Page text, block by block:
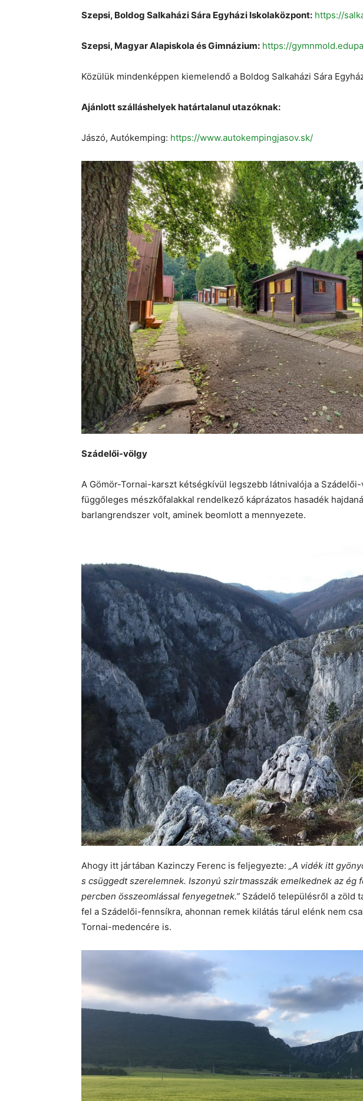
Szepsi, Boldog Salkaházi Sára Egyházi Iskolaközpont: https://
Szepsi, Magyar Alapiskola és Gimnázium: https://
Közülük mindenképpen kiemelendő a Boldog Salkaházi Sára
Ajánlott szálláshelyek határtalanul utazóknak:
Jászó, Autókemping: https://www.autokempingjasov.sk/
Szádelői-völgy
A Gömör-Tornai-karszt kétségkívül legszebb látnivalója a
függőleges mészkőfalakkal rendelkező káprázatos hasadék
barlangrendszer volt, aminek beomlott a mennyezete.
Ahogy itt jártában Kazinczy Ferenc is feljegyezte: „A vidék itt
s csüggedt szerelemnek. Iszonyú szirtmasszák emelkednek az ég
percben összeomlással fenyegetnek.” Szádelő településről a zöld
fel a Szádelői-fennsíkra, ahonnan remek kilátás tárul elénk nem
Tornai-medencére is.